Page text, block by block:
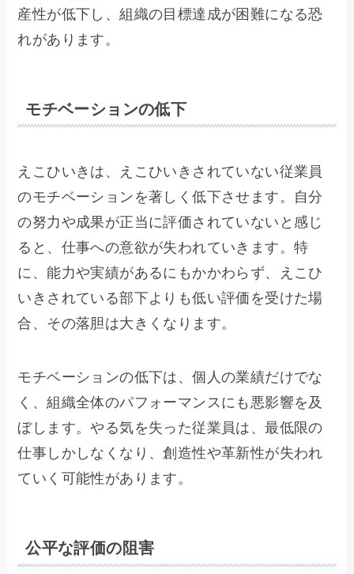
産性が低下し、組織の目標達成が困難になる恐
れがあります。
モチベーションの低下
えこひいきは、えこひいきされていない従業員
のモチベーションを著しく低下させます。自分
の努力や成果が正当に評価されていないと感じ
ると、仕事への意欲が失われていきます。特
に、能力や実績があるにもかかわらず、えこひ
いきされている部下よりも低い評価を受けた場
合、その落胆は大きくなります。
モチベーションの低下は、個人の業績だけでな
く、組織全体のパフォーマンスにも悪影響を及
ぼします。やる気を失った従業員は、最低限の
仕事しかしなくなり、創造性や革新性が失われ
ていく可能性があります。
公平な評価の阻害